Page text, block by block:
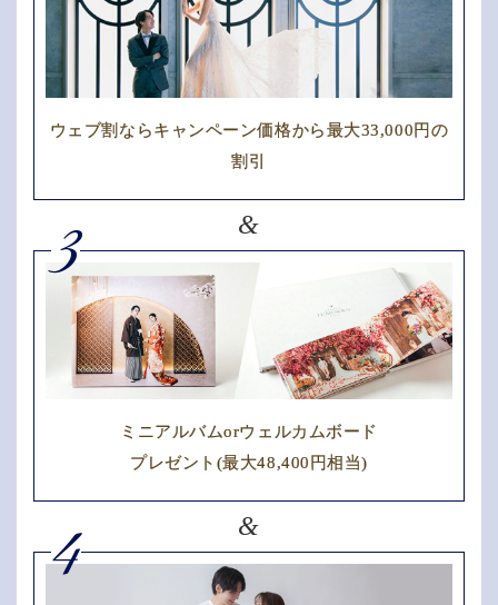
ウェブ割ならキャンペーン価格から最大33,000円の
割引
&
3
ミニアルバムorウェルカムボード
プレゼント(最大48,400円相当)
&
4